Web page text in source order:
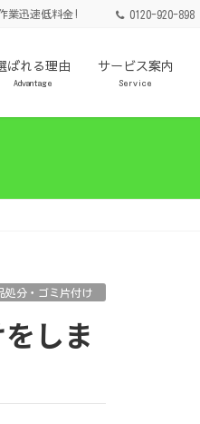
業迅速低料金! 0120-920-898
ばれる理由
Advantage
サービス案内
Service
処分・ゴミ片付け